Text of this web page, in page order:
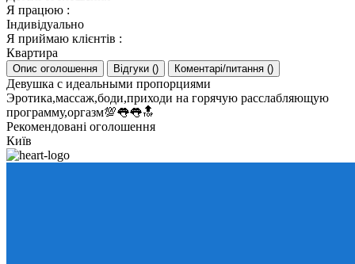
Я працюю :
Індивідуально
Я приймаю клієнтів :
Квартира
Опис оголошення Відгуки () Коментарі/питання ()
Девушка с идеальными пропорциями
Эротика,массаж,боди,приходи на горячую расслабляющую
программу,оргазм💯👅👅🔝
Рекомендовані оголошення
Київ